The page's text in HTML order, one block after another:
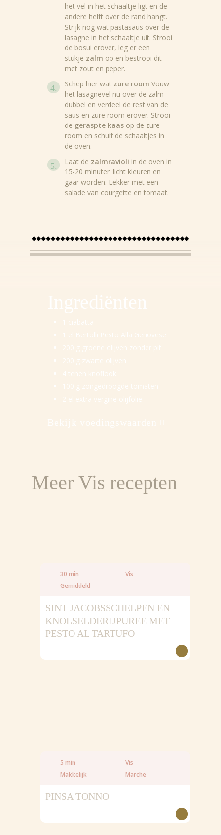
het vel in het schaaltje ligt en de
andere helft over de rand hangt.
Strijk nog wat pastasaus over de
lasagne in het schaaltje uit. Strooi
de bosui erover, leg er een
stukje zalm op en bestrooi dit
met zout en peper.
Schep hier wat zure room Vouw
het lasagnevel nu over de zalm
dubbel en verdeel de rest van de
saus en zure room erover. Strooi
de geraspte kaas op de zure
room en schuif de schaaltjes in
de oven.
Laat de zalmravioli in de oven in
15-20 minuten licht kleuren en
gaar worden. Lekker met een
salade van courgette en tomaat.
Ingrediënten
1 ciabatta
1 el Bertolli Pesto Alla Genovese
200 g groene olijven zonder pit
200 g zwarte olijven
4 tenen knoflook
100 g zongedroogde tomaten
2 el extra vergine olijfolie
Bekijk voedingswaarden
Suiker
Meer Vis recepten
30 min
Vis
Gemiddeld
SINT JACOBSSCHELPEN EN
KNOLSELDERIJPUREE MET
PESTO AL TARTUFO
5 min
Vis
Makkelijk
Marche
PINSA TONNO
Nieuws
Producten
Over Bertolli
Tips & Tricks
Home
NL (NL)